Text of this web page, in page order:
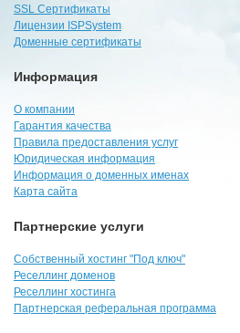
SSL Сертификаты
Лицензии ISPSystem
Доменные сертификаты
Информация
О компании
Гарантия качества
Правила предоставления услуг
Юридическая информация
Информация о доменных именах
Карта сайта
Партнерские услуги
Собственный хостинг "Под ключ"
Реселлинг доменов
Реселлинг хостинга
Партнерская реферальная программа